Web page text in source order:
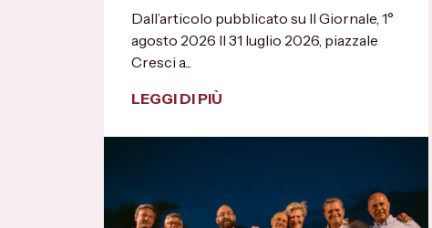
Dall’articolo pubblicato su Il Giornale, 1°
agosto 2026 Il 31 luglio 2026, piazzale
Cresci a...
LEGGI DI PIÙ